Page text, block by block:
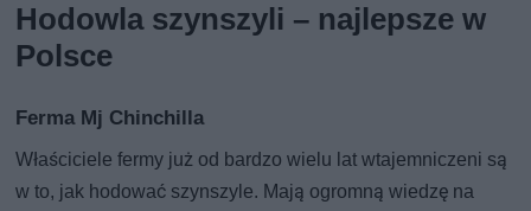
Hodowla szynszyli – najlepsze w
Polsce
Ferma Mj Chinchilla
Właściciele fermy już od bardzo wielu lat wtajemniczeni są
w to, jak hodować szynszyle. Mają ogromną wiedzę na